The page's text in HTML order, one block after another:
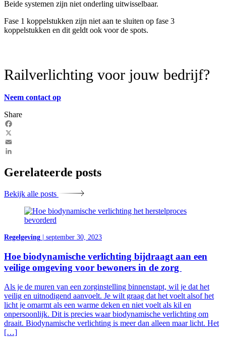
Beide systemen zijn niet onderling uitwisselbaar.
Fase 1 koppelstukken zijn niet aan te sluiten op fase 3
koppelstukken en dit geldt ook voor de spots.
Railverlichting voor jouw bedrijf?
Neem contact op
Share
Facebook
X
Email
Gerelateerde posts
Bekijk alle posts
Regelgeving | september 30, 2023
Hoe biodynamische verlichting bijdraagt aan een
veilige omgeving voor bewoners in de zorg
Als je de muren van een zorginstelling binnenstapt, wil je dat het
veilig en uitnodigend aanvoelt. Je wilt graag dat het voelt alsof het
licht je omarmt als een warme deken en niet voelt als kil en
onpersoonlijk. Dit is precies waar biodynamische verlichting om
draait. Biodynamische verlichting is meer dan alleen maar licht. Het
[…]